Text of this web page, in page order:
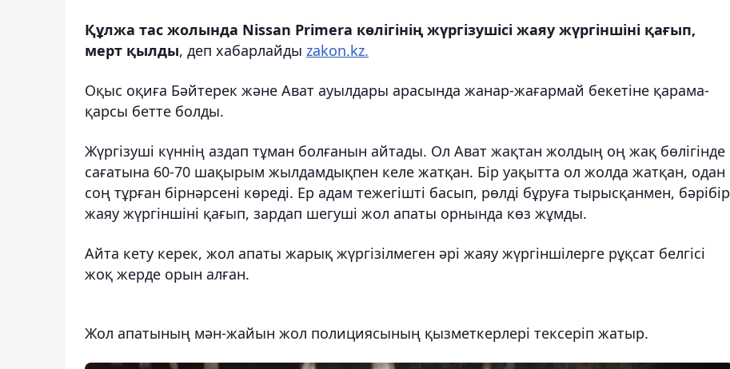
Құлжа тас жолында Nissan Primera көлігінің жүргізушісі жаяу жүргіншіні қағып,
мерт қылды, деп хабарлайды zakon.kz.
Оқыс оқиға Бәйтерек және Ават ауылдары арасында жанар-жағармай бекетіне қарама-
қарсы бетте болды.
Жүргізуші күннің аздап тұман болғанын айтады. Ол Ават жақтан жолдың оң жақ бөлігінде
сағатына 60-70 шақырым жылдамдықпен келе жатқан. Бір уақытта ол жолда жатқан, одан
соң тұрған бірнәрсені көреді. Ер адам тежегішті басып, рөлді бұруға тырысқанмен, бәрібір
жаяу жүргіншіні қағып, зардап шегуші жол апаты орнында көз жұмды.
Айта кету керек, жол апаты жарық жүргізілмеген әрі жаяу жүргіншілерге рұқсат белгісі
жоқ жерде орын алған.
Жол апатының мән-жайын жол полициясының қызметкерлері тексеріп жатыр.